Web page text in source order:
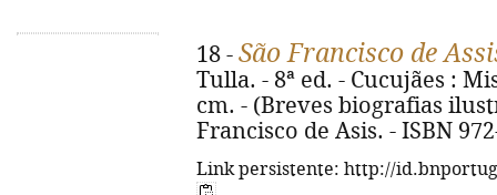
18 - São Francisco de
Tulla. - 8ª ed. - Cucujães :
cm. - (Breves biografias
Francisco de Asis. - ISBN
Link persistente: http://